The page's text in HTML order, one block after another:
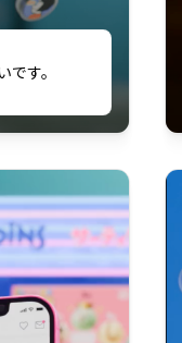
ている
いる。
す。